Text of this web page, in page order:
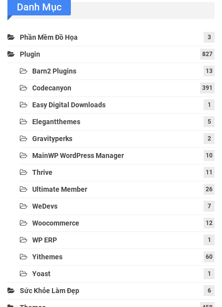
Danh Mục
Phần Mềm Đồ Họa 3
Plugin 827
Barn2 Plugins 13
Codecanyon 391
Easy Digital Downloads 1
Elegantthemes 5
Gravityperks 2
MainWP WordPress Manager 10
Thrive 11
Ultimate Member 26
WeDevs 7
Woocommerce 12
WP ERP 1
Yithemes 60
Yoast 1
Sức Khỏe Làm Đẹp 6